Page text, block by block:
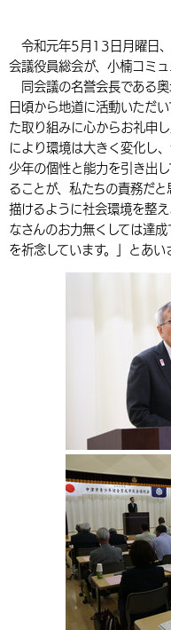
英語（English）
中国語（繁体字）
税金
環境・衛生
選挙
農林水産業
都市整備
施設情報
手当・助成
相談・支援・情報
観光・移住
観光なび
遊ぶ・体験する
買う・おみやげ
移住・定住
市政情報
中津市について
地方創生・地域活性化
行政・計画
令和元年5月13日月曜日、
会議役員総会が、小楠コミュ
同会議の名誉会長である
日頃から地道に活動いただ
た取り組みに心からお礼申
により環境は大きく変化し
少年の個性と能力を引き出
ることが、私たちの責務だ
描けるように社会環境を整
なさんのお力無くしては達
を祈念しています。」とあい